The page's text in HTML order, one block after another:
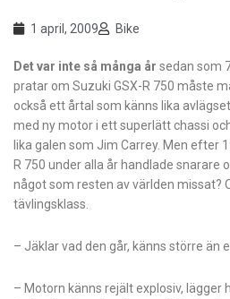
1 april, 2009 Bike
Det var inte så många år sedan som
pratar om Suzuki GSX-R 750 måste
också ett årtal som känns lika
med ny motor i ett superlätt chassi
lika galen som Jim Carrey. Men efter
R 750 under alla år handlade
något som resten av världen missat?
tävlingsklass.
– Jäklar vad den går, känns större än
– Motorn känns rejält explosiv,